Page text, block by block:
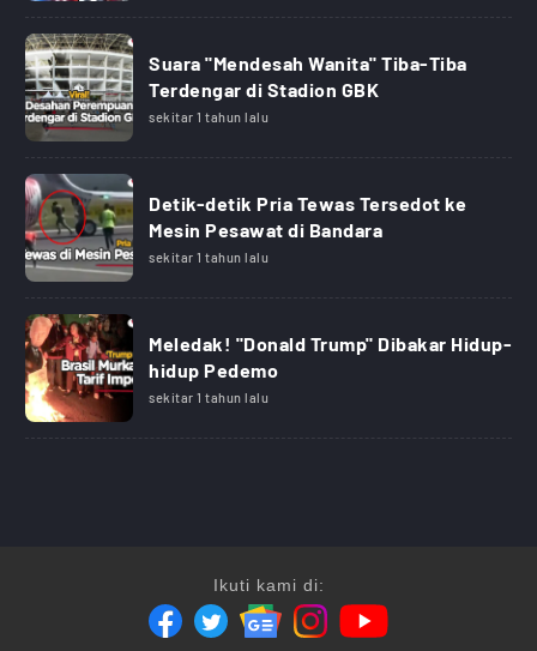
Suara "Mendesah Wanita" Tiba-Tiba
Terdengar di Stadion GBK
sekitar 1 tahun lalu
Detik-detik Pria Tewas Tersedot ke
Mesin Pesawat di Bandara
sekitar 1 tahun lalu
Meledak! "Donald Trump" Dibakar Hidup-
hidup Pedemo
sekitar 1 tahun lalu
Ikuti kami di: